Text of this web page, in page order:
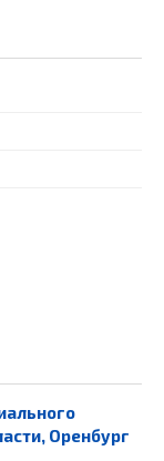
Оренбург